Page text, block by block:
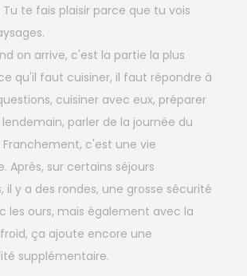
Tu te fais plaisir parce que tu vois
on arrive, c'est la partie la plus
qu'il faut cuisiner, il faut répondre à
cuisiner avec eux, préparer
parler de la journée du
c'est une vie
Après, sur certains séjours
il y a des rondes, une grosse sécurité
les ours, mais également avec la
ça ajoute encore une
supplémentaire.